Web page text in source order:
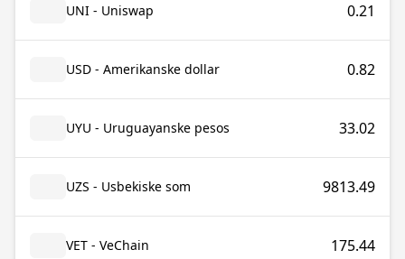
UNI - Uniswap 0.21
USD - Amerikanske dollar 0.82
UYU - Uruguayanske pesos 33.02
UZS - Usbekiske som 9813.49
VET - VeChain 175.44